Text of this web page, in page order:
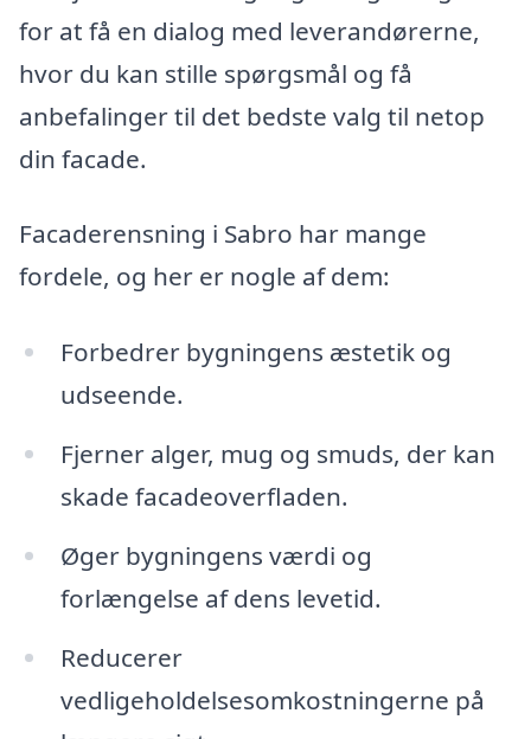
for at få en dialog med leverandørerne,
hvor du kan stille spørgsmål og få
anbefalinger til det bedste valg til netop
din facade.
Facaderensning i Sabro har mange
fordele, og her er nogle af dem:
Forbedrer bygningens æstetik og
udseende.
Fjerner alger, mug og smuds, der kan
skade facadeoverfladen.
Øger bygningens værdi og
forlængelse af dens levetid.
Reducerer
vedligeholdelsesomkostningerne på